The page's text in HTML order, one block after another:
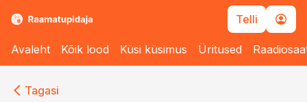
Telli
Avaleht Kõik lood Küsi küsimus Üritused
Tagasi